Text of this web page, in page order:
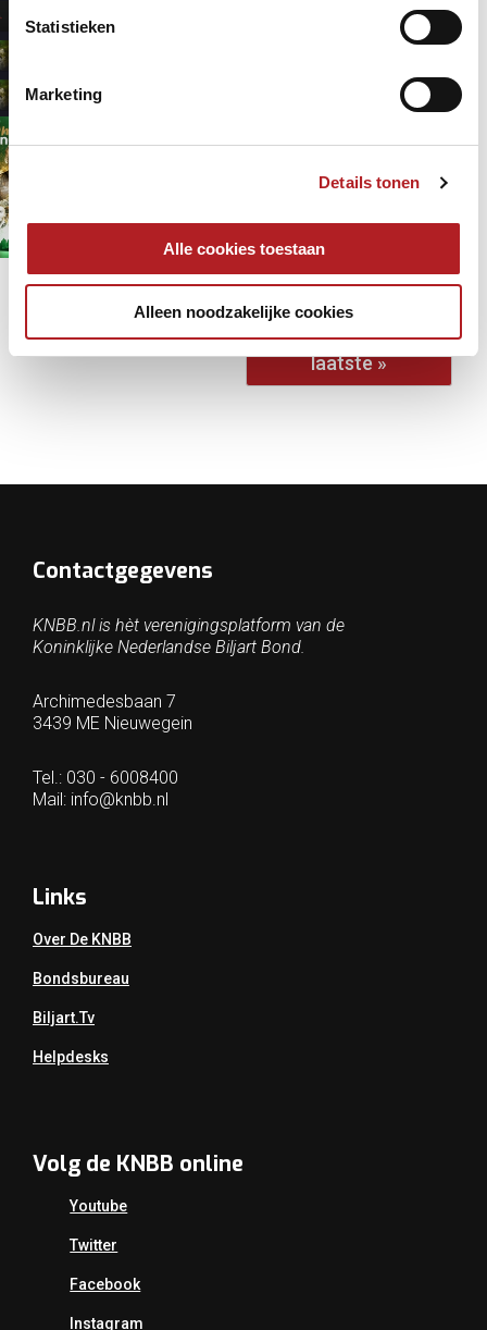
Statistieken
Marketing
Details tonen
Alle cookies toestaan
Alleen noodzakelijke cookies
Televisie
Live/streaming
WK Pool 9-Ball: Finaledag 8 juni
2 jaar 2 maandengeleden
Pagina's
1
volgende ›
laatste »
Contactgegevens
KNBB.nl is hèt verenigingsplatform van de
Koninklijke Nederlandse Biljart Bond.
Archimedesbaan 7
3439 ME Nieuwegein
Tel.: 030 - 6008400
Mail: info@knbb.nl
Links
Over De KNBB
Bondsbureau
Biljart.tv
Helpdesks
Volg de KNBB online
Youtube
Twitter
Facebook
Instagram